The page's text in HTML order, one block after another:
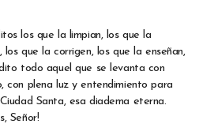
los que la limpian, los que la
que la corrigen, los que la enseñan,
todo aquel que se levanta con
con plena luz y entendimiento para
Santa, esa diadema eterna.
Señor!